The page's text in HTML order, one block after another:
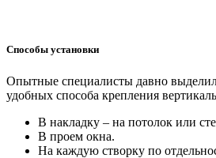
Способы установки
Опытные специалисты давно
удобных способа крепления
В накладку – на потолок или
В проем окна.
На каждую створку по